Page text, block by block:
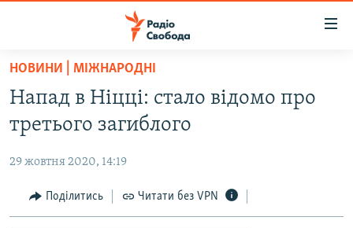
Перейти
основного
матеріалу
Перейти
до
навігації
Перейти
ВСЕ ЗА ДОБУ
СТАТТІ
ПОЛІТИКА
ЕКОНОМІКА
ВІЙНА
РОСІЙСЬКА «ФІЛЬТРАЦІЯ»
НОВИНИ | МІЖНАРОДНІ
Напад в Ніцці: стало відомо про
третього загиблого
29 жовтня 2020, 14:19
Поділитись Читати без VPN